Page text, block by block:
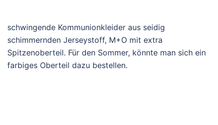
schwingende Kommunionkleider aus seidig
schimmernden Jerseystoff, M+O mit extra
Spitzenoberteil. Für den Sommer, könnte man sich ein
farbiges Oberteil dazu bestellen.